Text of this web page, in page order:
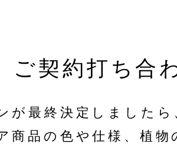
契約打ち合
が最終決定しました
商品の色や仕様、植